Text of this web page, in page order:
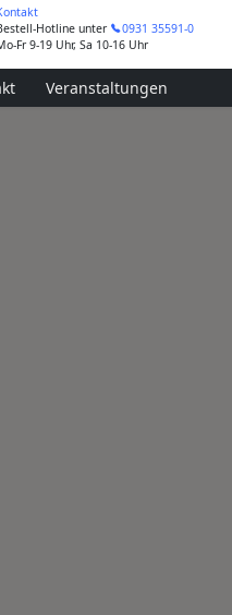
Hotline unter
0931 35591-0
Fr 9-19 Uhr, Sa 10-16 Uhr
Veranstaltungen